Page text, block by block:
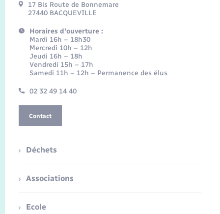
17 Bis Route de Bonnemare
27440 BACQUEVILLE
Horaires d'ouverture :
Mardi 16h – 18h30
Mercredi 10h – 12h
Jeudi 16h – 18h
Vendredi 15h – 17h
Samedi 11h – 12h – Permanence des élus
02 32 49 14 40
Contact
Déchets
Associations
Ecole